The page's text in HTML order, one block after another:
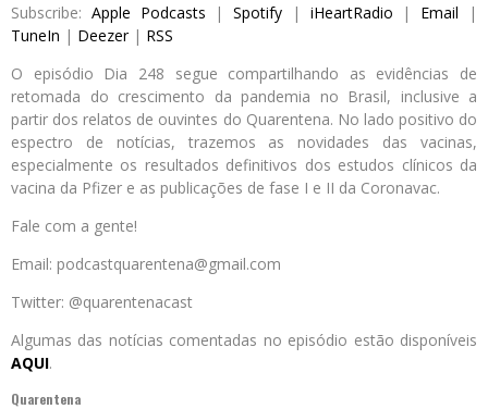
Subscribe: Apple Podcasts |Spotify | iHeartRadio | Email |
TuneIn | Deezer| RSS
O episódio Dia 248 segue compartilhando as evidências de
retomada do crescimento da pandemia no Brasil, inclusive a
partir dos relatos de ouvintes do Quarentena. No lado positivo do
espectro de notícias, trazemos as novidades das vacinas,
especialmente os resultados definitivos dos estudos clínicos da
vacina da Pfizer e as publicações de fase I e II da Coronavac.
Fale com a gente!
Email: podcastquarentena@gmail.com
Twitter: @quarentenacast
Algumas das notícias comentadas no episódio estão disponíveis
AQUI.
Quarentena